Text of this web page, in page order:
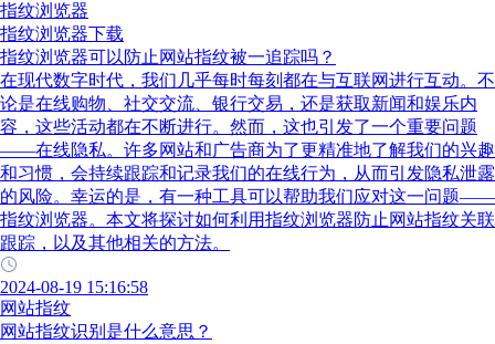
指纹浏览器
指纹浏览器下载
指纹浏览器可以防止网站指纹被一追踪吗？
在现代数字时代，我们几乎每时每刻都在与互联网进行互动。不
论是在线购物、社交交流、银行交易，还是获取新闻和娱乐内
容，这些活动都在不断进行。然而，这也引发了一个重要问题
——在线隐私。许多网站和广告商为了更精准地了解我们的兴趣
和习惯，会持续跟踪和记录我们的在线行为，从而引发隐私泄露
的风险。幸运的是，有一种工具可以帮助我们应对这一问题——
指纹浏览器。本文将探讨如何利用指纹浏览器防止网站指纹关联
跟踪，以及其他相关的方法。
2024-08-19 15:16:58
网站指纹
网站指纹识别是什么意思？